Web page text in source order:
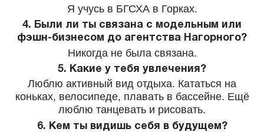
Я учусь в БГСХА в Горках.
4. Были ли ты связана с модельным или
фэшн-бизнесом до агентства Нагорного?
Никогда не была связана.
5. Какие у тебя увлечения?
Люблю активный вид отдыха. Кататься на
коньках, велосипеде, плавать в бассейне. Ещё
люблю танцевать и рисовать.
6. Кем ты видишь себя в будущем?